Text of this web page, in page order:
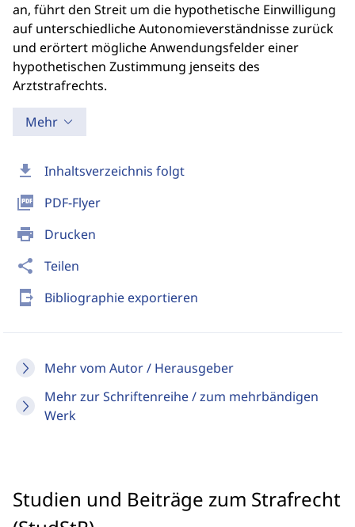
download Inhaltsverzeichnis folgt
picture_as_pdf PDF-Flyer
print Drucken
share Teilen
send_to_mobile Bibliographie exportieren
Mehr vom Autor / Herausgeber
Mehr zur Schriftenreihe / zum mehrbändigen
Werk
an, führt den Streit um die hypothetische Einwilligung
auf unterschiedliche Autonomieverständnisse zurück
und erörtert mögliche Anwendungsfelder einer
hypothetischen Zustimmung jenseits des
Arztstrafrechts.
Mehr
Studien und Beiträge zum Strafrecht